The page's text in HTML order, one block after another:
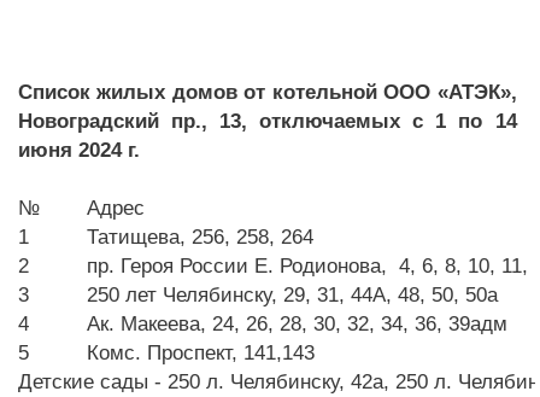
Список жилых домов от котельной ООО «АТЭК»,
Новоградский пр., 13, отключаемых с 1 по 14
июня 2024 г.
№
Адрес
1
Татищева, 256, 258, 264
2
пр. Героя России Е. Родионова, 4, 6, 8, 10, 11,
3
250 лет Челябинску, 29, 31, 44А, 48, 50, 50а
4
Ак. Макеева, 24, 26, 28, 30, 32, 34, 36, 39адм
5
Комс. Проспект, 141,143
Детские сады - 250 л. Челябинску, 42а, 250 л.